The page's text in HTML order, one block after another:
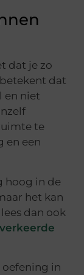
dat je zo
dat
en niet
te
en een
hoog in de
het kan
dan ook
verkeerde
oefening in